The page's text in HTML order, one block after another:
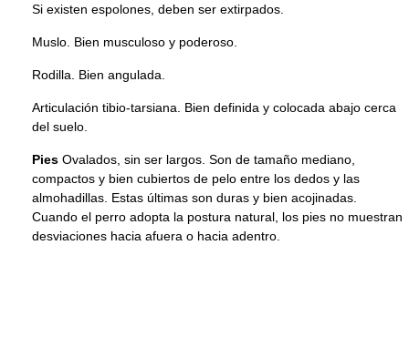
Si existen espolones, deben ser extirpados.
Muslo. Bien musculoso y poderoso.
Rodilla. Bien angulada.
Articulación tibio-tarsiana. Bien definida y colocada abajo cerca
del suelo.
Pies Ovalados, sin ser largos. Son de tamaño mediano,
compactos y bien cubiertos de pelo entre los dedos y las
almohadillas. Estas últimas son duras y bien acojinadas.
Cuando el perro adopta la postura natural, los pies no muestran
desviaciones hacia afuera o hacia adentro.